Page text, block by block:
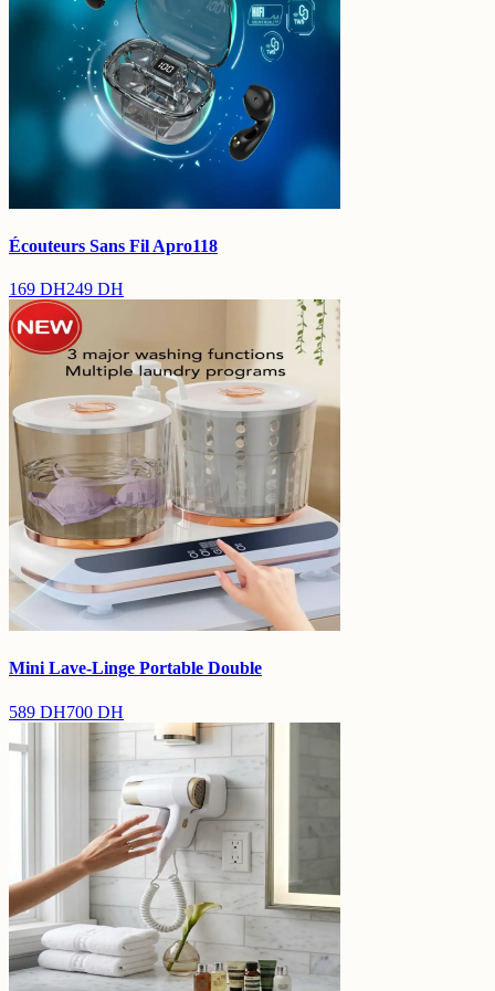
Écouteurs Sans Fil Apro118
169 DH249 DH
Mini Lave-Linge Portable Double
589 DH700 DH